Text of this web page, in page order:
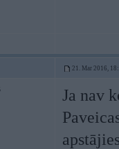
21. Mar 2016,
Ja nav